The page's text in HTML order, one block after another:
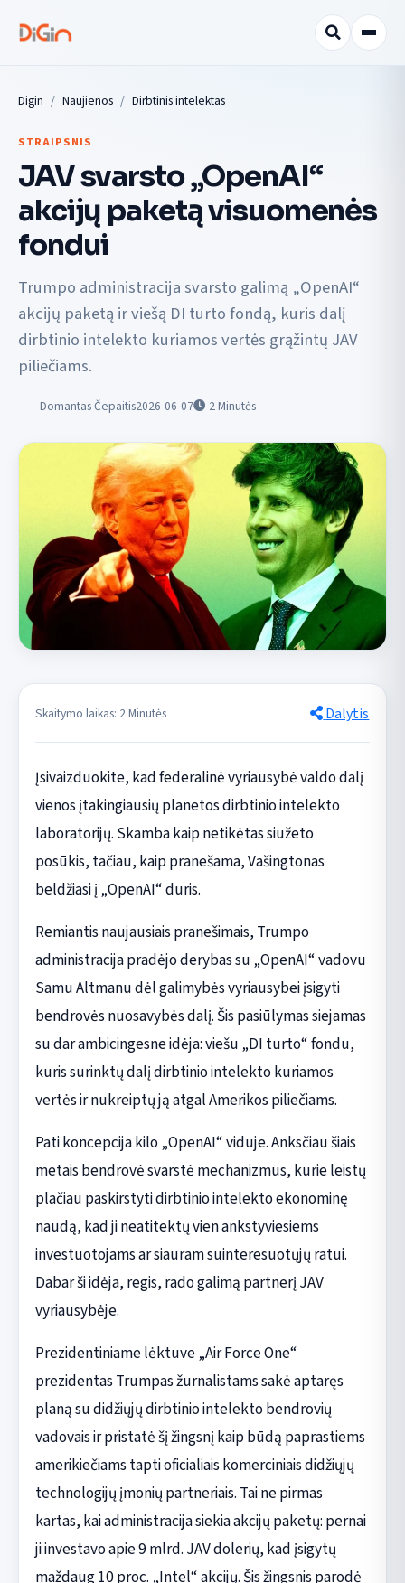
Digin Naujienos Dirbtinis intelektas
STRAIPSNIS
JAV svarsto „OpenAI“
akcijų paketą visuomenės
fondui
Trumpo administracija svarsto galimą „OpenAI“
akcijų paketą ir viešą DI turto fondą, kuris dalį
dirbtinio intelekto kuriamos vertės grąžintų JAV
piliečiams.
Domantas Čepaitis2026-06-07 2Minutės
Skaitymo laikas: 2 Minutės Dalytis
Įsivaizduokite, kad federalinė vyriausybė valdo dalį
vienos įtakingiausių planetos dirbtinio intelekto
laboratorijų. Skamba kaip netikėtas siužeto
posūkis, tačiau, kaip pranešama, Vašingtonas
beldžiasi į „OpenAI“ duris.
Remiantis naujausiais pranešimais, Trumpo
administracija pradėjo derybas su „OpenAI“ vadovu
Samu Altmanu dėl galimybės vyriausybei įsigyti
bendrovės nuosavybės dalį. Šis pasiūlymas siejamas
su dar ambicingesne idėja: viešu „DI turto“ fondu,
kuris surinktų dalį dirbtinio intelekto kuriamos
vertės ir nukreiptų ją atgal Amerikos piliečiams.
Pati koncepcija kilo „OpenAI“ viduje. Anksčiau šiais
metais bendrovė svarstė mechanizmus, kurie leistų
plačiau paskirstyti dirbtinio intelekto ekonominę
naudą, kad ji neatitektų vien ankstyviesiems
investuotojams ar siauram suinteresuotųjų ratui.
Dabar ši idėja, regis, rado galimą partnerį JAV
vyriausybėje.
Prezidentiniame lėktuve „Air Force One“
prezidentas Trumpas žurnalistams sakė aptaręs
planą su didžiųjų dirbtinio intelekto bendrovių
vadovais ir pristatė šį žingsnį kaip būdą paprastiems
amerikiečiams tapti oficialiais komerciniais didžiųjų
technologijų įmonių partneriais. Tai ne pirmas
kartas, kai administracija siekia akcijų paketų: pernai
ji investavo apie 9 mlrd. JAV dolerių, kad įsigytų
maždaug 10 proc. „Intel“ akcijų. Šis žingsnis parodė